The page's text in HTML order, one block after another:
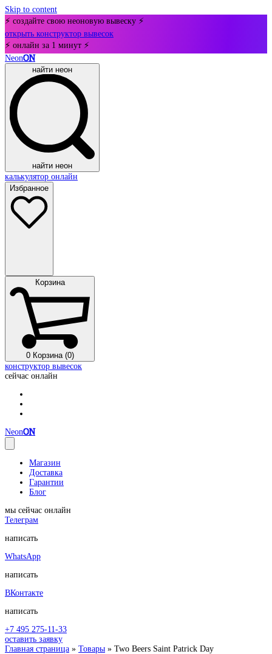
Skip to content
⚡ создайте свою неоновую вывеску ⚡
открыть конструктор вывесок
⚡ онлайн за 1 минут ⚡
NeonON
найти неон
найти неон
калькулятор онлайн
Избранное
Корзина
0 Корзина (0)
конструктор вывесок
сейчас онлайн
NeonON
Магазин
Доставка
Гарантии
Блог
мы сейчас онлайн
Телеграм
написать
WhatsApp
написать
ВКонтакте
написать
+7 495 275-11-33
оставить заявку
Главная страница » Товары » Two Beers Saint Patrick Day